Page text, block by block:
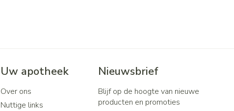
Uw apotheek
Over ons
Nuttige links
Nieuwsbrief
Blijf op de hoogte van nieuwe
producten en promoties